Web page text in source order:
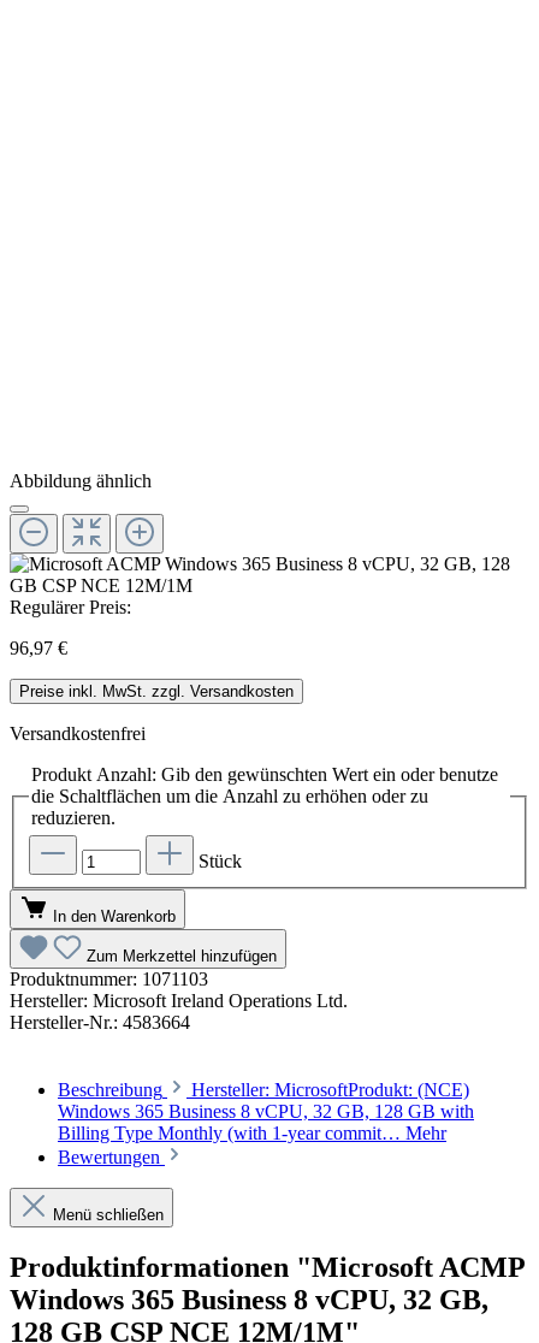
Abbildung ähnlich
Regulärer Preis:
96,97 €
Preise inkl. MwSt. zzgl. Versandkosten
Versandkostenfrei
Produkt Anzahl: Gib den gewünschten Wert ein oder benutze
die Schaltflächen um die Anzahl zu erhöhen oder zu
reduzieren.
Stück
In den Warenkorb
Zum Merkzettel hinzufügen
Produktnummer: 1071103
Hersteller: Microsoft Ireland Operations Ltd.
Hersteller-Nr.: 4583664
Beschreibung
Hersteller: MicrosoftProdukt: (NCE)
Windows 365 Business 8 vCPU, 32 GB, 128 GB with
Billing Type Monthly (with 1-year commit… Mehr
Bewertungen
Menü schließen
Produktinformationen "Microsoft ACMP
Windows 365 Business 8 vCPU, 32 GB,
128 GB CSP NCE 12M/1M"